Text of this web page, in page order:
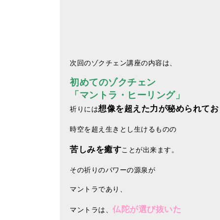
次回のゾクチェン講座の内容は、
初めてのゾクチェン
「マントラ・ヒーリング」
祈りには想像を超えた力が秘められて
時空を超え生きとし生けるものの
苦しみを癒すことが出来ます。
その祈りのパワーの源泉が
マントラであり、
マントラは、 仏陀が選び抜いた